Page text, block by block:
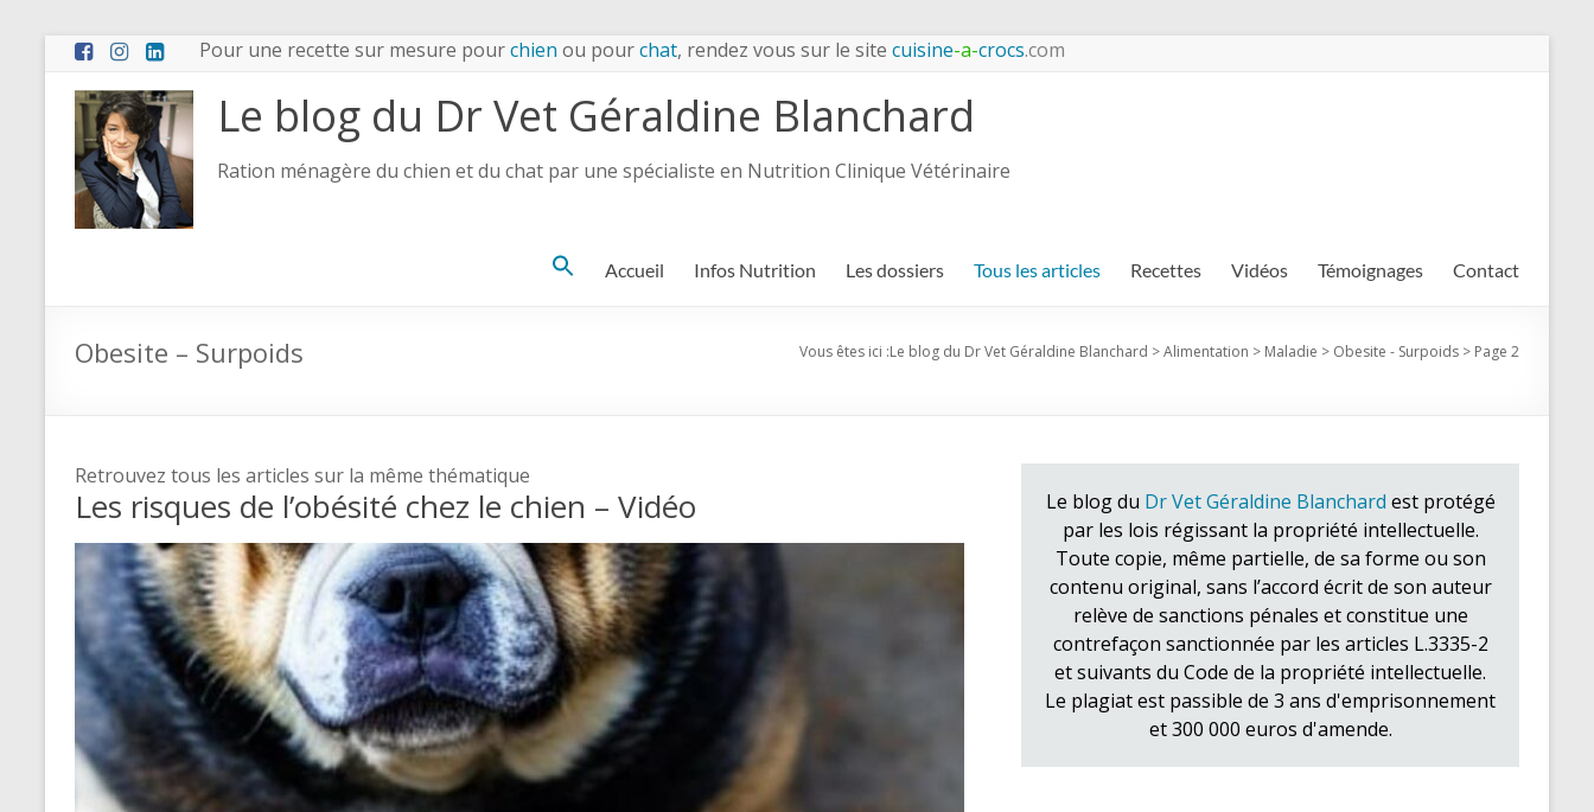
Pour une recette sur mesure pourchien ou pourchat, rendez vous sur le site cuisine-a-crocs.com
Le blog du Dr Vet Géraldine Blanchard
Ration ménagère du chien et du chat par une spécialiste en Nutrition Clinique Vétérinaire
Search Accueil Infos Nutrition Les dossiers Tous les articles Recettes Vidéos Témoignages Contact
Obesite – Surpoids Vous êtes ici :Le blog du Dr Vet Géraldine Blanchard >Alimentation > Maladie > Obesite - Surpoids > Page 2
Retrouvez tous les articles sur la même thématique
Les risques de l’obésité chez le chien – Vidéo Le blog du Dr Vet Géraldine Blanchard est protégé
par les lois régissant la propriété intellectuelle.
Toute copie, même partielle, de sa forme ou son
contenu original, sans l’accord écrit de son auteur
relève de sanctions pénales et constitue une
contrefaçon sanctionnée par les articles L.3335-2
et suivants du Code de la propriété intellectuelle.
Le plagiat est passible de 3 ans d'emprisonnement
et 300 000 euros d'amende.